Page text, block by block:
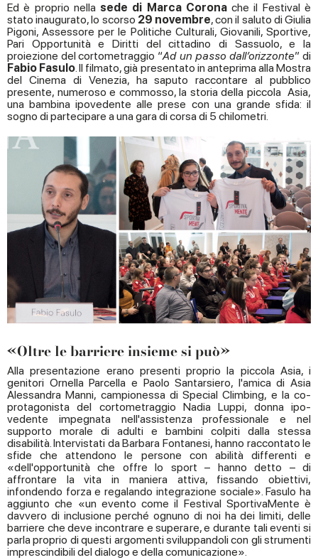
Ed è proprio nella sede di Marca Coronache il Festival è
stato inaugurato, lo scorso 29 novembre, con il saluto di Giulia
Pigoni, Assessore per le Politiche Culturali, Giovanili, Sportive,
Pari Opportunità e Diritti del cittadino di Sassuolo, e la
proiezione del cortometraggio “Ad un passo dall’orizzonte” di
Fabio Fasulo. Il filmato, già presentato in anteprima alla Mostra
del Cinema di Venezia, ha saputo raccontare al pubblico
presente, numeroso e commosso, la storia della piccola Asia,
una bambina ipovedente alle prese con una grande sfida: il
sogno di partecipare a una gara di corsa di 5 chilometri.
«Oltre le barriere insieme si può»
Alla presentazione erano presenti proprio la piccola Asia, i
genitori Ornella Parcella e Paolo Santarsiero, l'amica di Asia
Alessandra Manni, campionessa di Special Climbing, e la co-
protagonista del cortometraggio Nadia Luppi, donna ipo-
vedente impegnata nell'assistenza professionale e nel
supporto morale di adulti e bambini colpiti dalla stessa
disabilità. Intervistati da Barbara Fontanesi, hanno raccontato le
sfide che attendono le persone con abilità differenti e
«dell'opportunità che offre lo sport – hanno detto – di
affrontare la vita in maniera attiva, fissando obiettivi,
infondendo forza e regalando integrazione sociale». Fasulo ha
aggiunto che «un evento come il Festival SportivaMente è
davvero di inclusione perché ognuno di noi ha dei limiti, delle
barriere che deve incontrare e superare, e durante tali eventi si
parla proprio di questi argomenti sviluppandoli con gli strumenti
imprescindibili del dialogo e della comunicazione».